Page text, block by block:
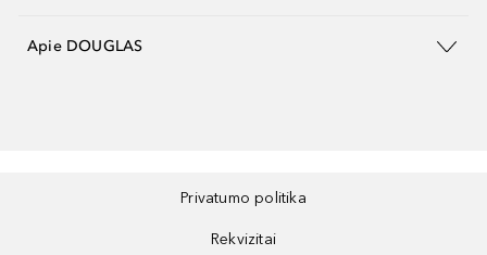
Apie DOUGLAS
Privatumo politika
Rekvizitai